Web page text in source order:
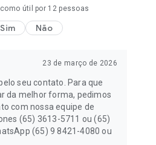
útil por 12pessoas
Sim Não
23 de março de 2026
seu contato. Para que
da melhor forma, pedimos
com nossa equipe de
(65) 3613-5711 ou (65)
(65) 9 8421-4080 ou